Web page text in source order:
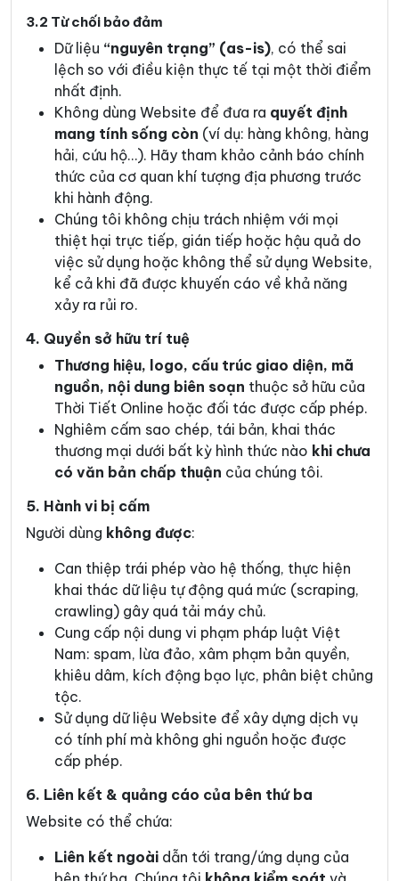
3.2 Từ chối bảo đảm
Dữ liệu “nguyên trạng” (as-is), có thể sai
lệch so với điều kiện thực tế tại một thời điểm
nhất định.
Không dùng Website để đưa ra quyết định
mang tính sống còn (ví dụ: hàng không, hàng
hải, cứu hộ…). Hãy tham khảo cảnh báo chính
thức của cơ quan khí tượng địa phương trước
khi hành động.
Chúng tôi không chịu trách nhiệm với mọi
thiệt hại trực tiếp, gián tiếp hoặc hậu quả do
việc sử dụng hoặc không thể sử dụng Website,
kể cả khi đã được khuyến cáo về khả năng
xảy ra rủi ro.
4. Quyền sở hữu trí tuệ
Thương hiệu, logo, cấu trúc giao diện, mã
nguồn, nội dung biên soạn thuộc sở hữu của
Thời Tiết Online hoặc đối tác được cấp phép.
Nghiêm cấm sao chép, tái bản, khai thác
thương mại dưới bất kỳ hình thức nào khi chưa
có văn bản chấp thuận của chúng tôi.
5. Hành vi bị cấm
Người dùng không được:
Can thiệp trái phép vào hệ thống, thực hiện
khai thác dữ liệu tự động quá mức (scraping,
crawling) gây quá tải máy chủ.
Cung cấp nội dung vi phạm pháp luật Việt
Nam: spam, lừa đảo, xâm phạm bản quyền,
khiêu dâm, kích động bạo lực, phân biệt chủng
tộc.
Sử dụng dữ liệu Website để xây dựng dịch vụ
có tính phí mà không ghi nguồn hoặc được
cấp phép.
6. Liên kết & quảng cáo của bên thứ ba
Website có thể chứa:
Liên kết ngoài dẫn tới trang/ứng dụng của